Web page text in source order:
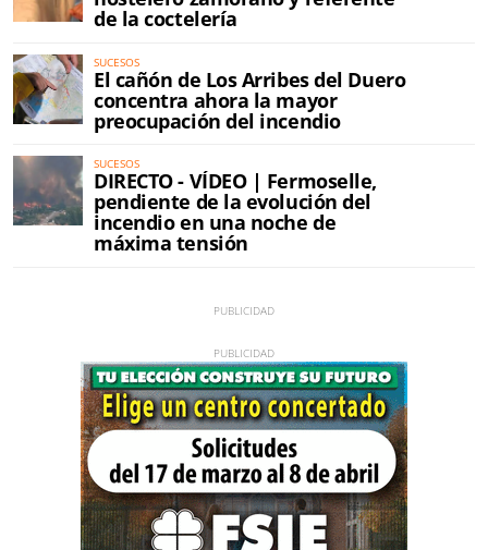
de la coctelería
SUCESOS
El cañón de Los Arribes del Duero
concentra ahora la mayor
preocupación del incendio
SUCESOS
DIRECTO - VÍDEO | Fermoselle,
pendiente de la evolución del
incendio en una noche de
máxima tensión